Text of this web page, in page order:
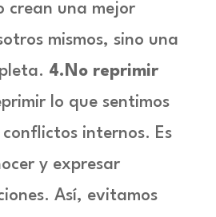
crean una mejor
mismos, sino una
4.No reprimir
lo que sentimos
internos. Es
y expresar
Así, evitamos